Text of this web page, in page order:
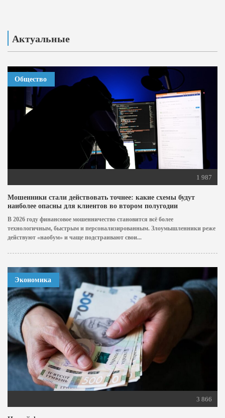
Актуальные
Общество
1 987
Мошенники стали действовать точнее: какие схемы будут
наиболее опасны для клиентов во втором полугодии
В 2026 году финансовое мошенничество становится всё более
технологичным, быстрым и персонализированным. Злоумышленники реже
действуют «наобум» и чаще подстраивают свои...
Экономика
3 866